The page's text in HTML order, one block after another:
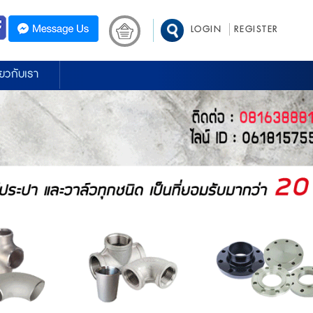
LOGIN REGISTER
วกับเรา